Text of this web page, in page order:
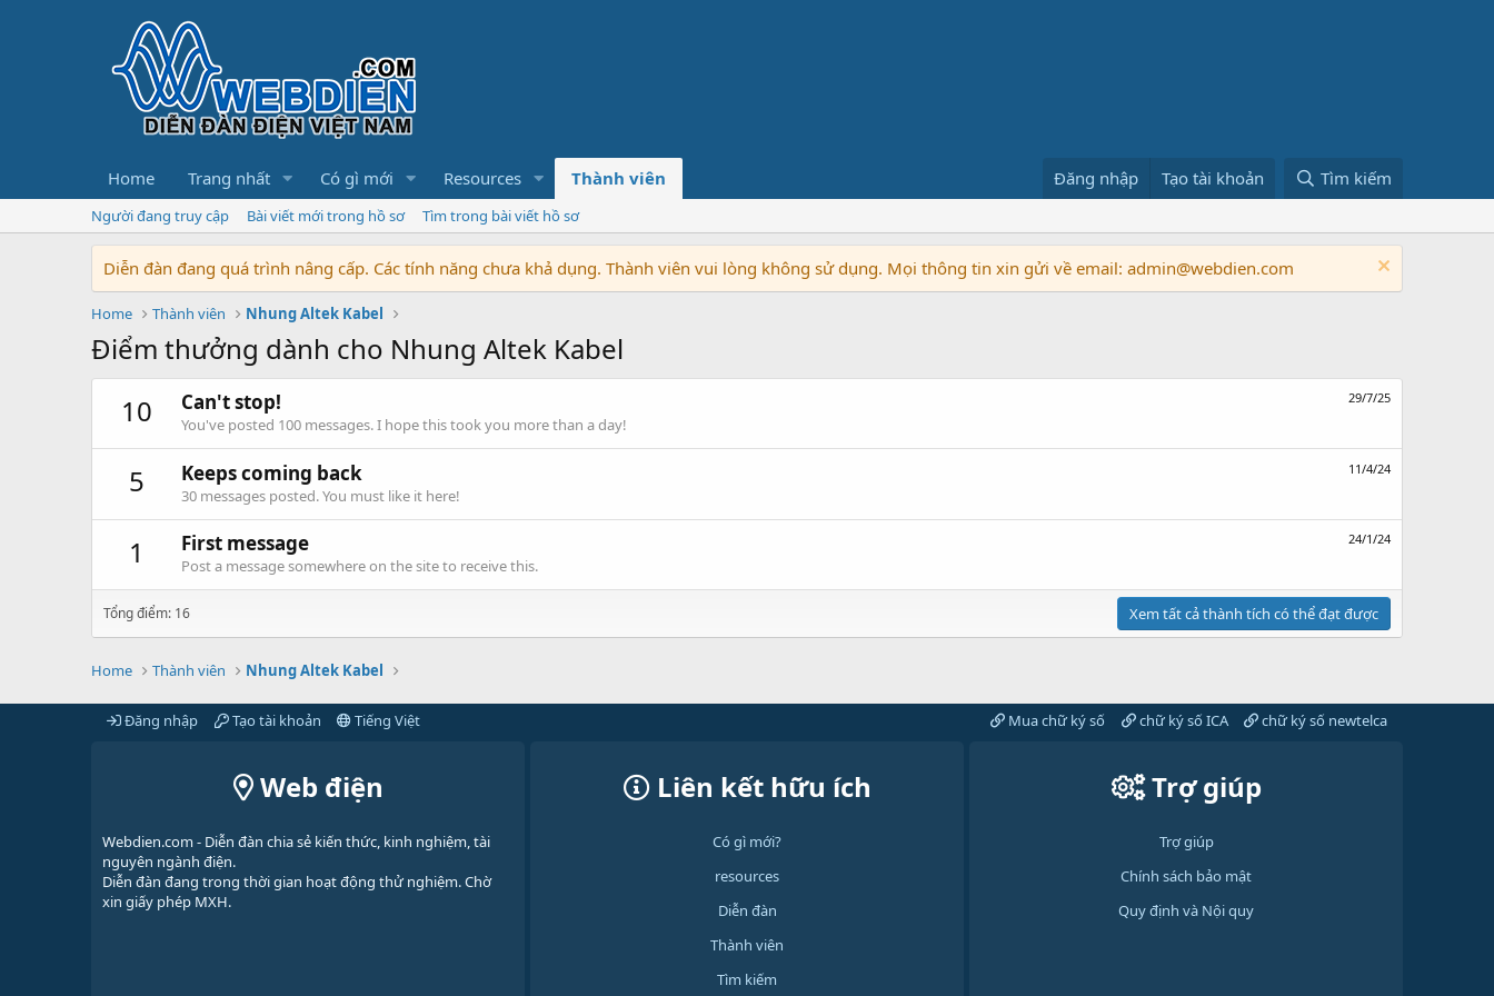
Home Trang nhất Có gì mới Resources Thành viên Đăng nhập Tạo tài khoản Tìm kiếm
Người đang truy cập Bài viết mới trong hồ sơ Tìm trong bài viết hồ sơ
Diễn đàn đang quá trình nâng cấp. Các tính năng chưa khả dụng. Thành viên vui lòng không sử dụng. Mọi thông tin xin gửi về email: admin@webdien.com
Home Thành viên Nhung Altek Kabel
Điểm thưởng dành cho Nhung Altek Kabel
10
29/7/25
Can't stop!
You've posted 100 messages. I hope this took you more than a day!
5 11/4/24
Keeps coming back
30 messages posted. You must like it here!
1 24/1/24
First message
Post a message somewhere on the site to receive this.
Tổng điểm: 16 Xem tất cả thành tích có thể đạt được
Home Thành viên Nhung Altek Kabel
Đăng nhập Tạo tài khoản Tiếng Việt Mua chữ ký số chữ ký số ICA chữ ký số newtelca
Web điện
Webdien.com - Diễn đàn chia sẻ kiến thức, kinh nghiệm, tài
nguyên ngành điện.
Diễn đàn đang trong thời gian hoạt động thử nghiệm. Chờ
xin giấy phép MXH.
Liên kết hữu ích
Có gì mới?
resources
Diễn đàn
Thành viên
Tìm kiếm
Trợ giúp
Trợ giúp
Chính sách bảo mật
Quy định và Nội quy